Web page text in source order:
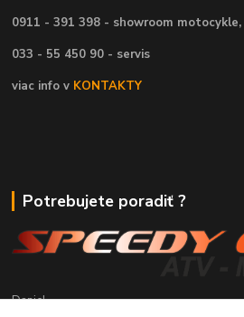
0911 - 391 398 - showroom
033 - 55 450 90 - servis
viac info v KONTAKTY
Potrebujete poradiť ?
Daniel